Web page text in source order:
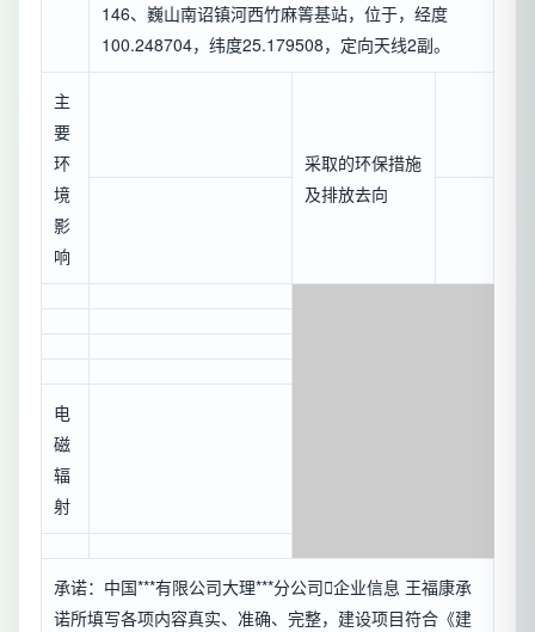
146、巍山南诏镇河西竹麻箐基站，位于，经度
100.248704，纬度25.179508，定向天线2副。
主
要
环
境
影
响
采取的环保措施
及排放去向
电
磁
辐
射
承诺：中国***有限公司大理***分公司企业信息 王福康承
诺所填写各项内容真实、准确、完整，建设项目符合《建